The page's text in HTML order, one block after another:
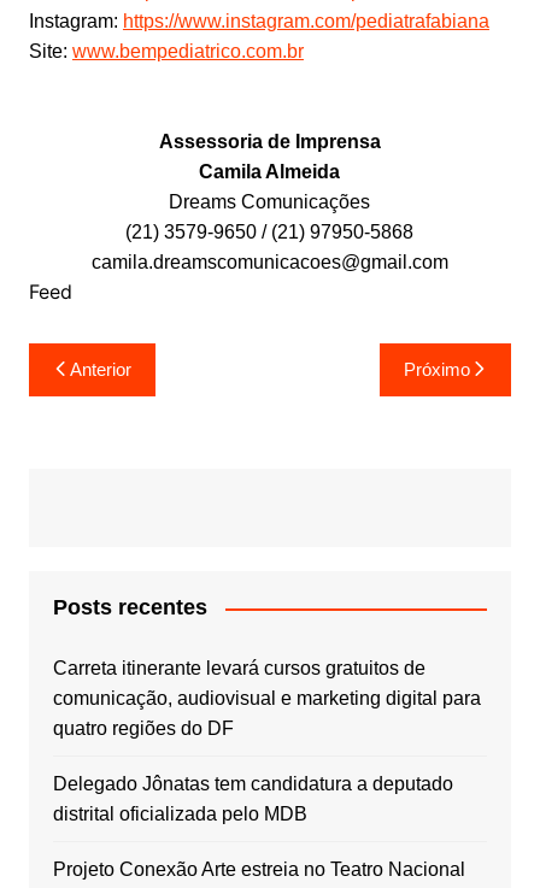
Instagram: https://www.instagram.com/pediatrafabiana
Site: www.bempediatrico.com.br
Assessoria de Imprensa
Camila Almeida
Dreams Comunicações
(21) 3579-9650 / (21) 97950-5868
camila.dreamscomunicacoes@gmail.com
Feed
Navegação
de
Anterior Próximo
Posts recentes
Carreta itinerante levará cursos gratuitos de
comunicação, audiovisual e marketing digital para
quatro regiões do DF
Delegado Jônatas tem candidatura a deputado
distrital oficializada pelo MDB
Projeto Conexão Arte estreia no Teatro Nacional